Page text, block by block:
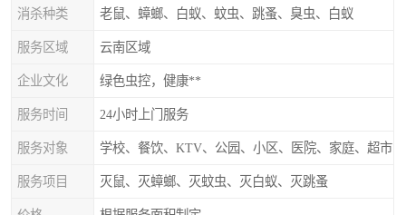
消杀种类 老鼠、蟑螂、白蚁、蚊虫、跳蚤、臭虫、白蚁
服务区域 云南区域
企业文化 绿色虫控，健康**
服务时间 24小时上门服务
服务对象 学校、餐饮、KTV、公园、小区、医院、家庭、超市
服务项目 灭鼠、灭蟑螂、灭蚊虫、灭白蚁、灭跳蚤